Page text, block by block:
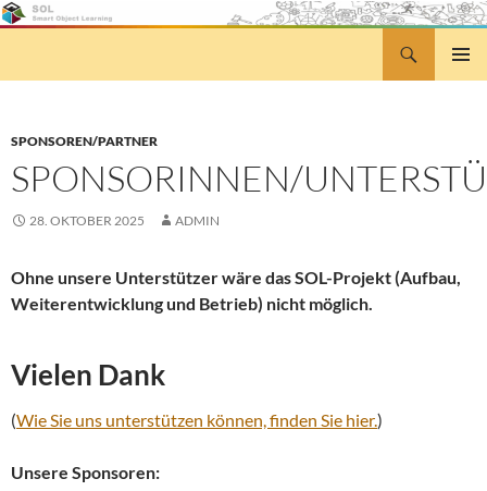
Zum
SPONSOREN/PARTNER
SPONSORINNEN/
28. OKTOBER 2025 ADMIN
Ohne unsere Unterstützer wäre das SOL-Projekt (Aufbau,
Weiterentwicklung und Betrieb) nicht möglich.
Vielen Dank
(Wie Sie uns unterstützen können, finden Sie hier.)
Unsere Sponsoren: